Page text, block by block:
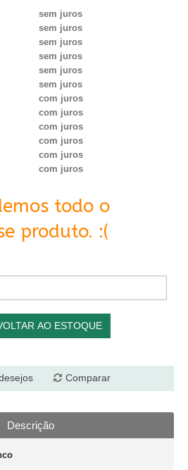
sem juros
sem juros
sem juros
sem juros
sem juros
sem juros
com juros
com juros
com juros
com juros
com juros
com juros
todo o
produto. :(
AO ESTOQUE
Comparar
Descrição